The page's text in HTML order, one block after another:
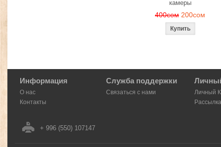
камеры
400сом 200сом
Информация
О нас
Контакты
Служба поддержки
Связаться с нами
Личный
Рассылка
+ 996 (550) 107147